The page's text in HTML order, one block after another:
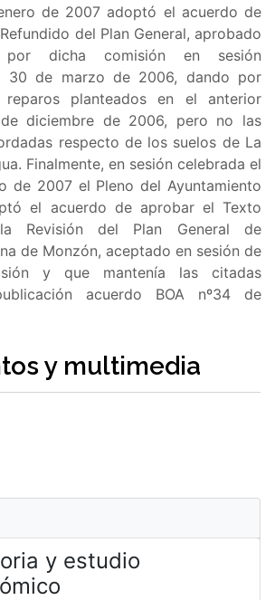
de 2007 adoptó el acuerdo de
del Plan General, aprobado
por dicha comisión en sesión
30 de marzo de 2006, dando por
reparos planteados en el anterior
diciembre de 2006, pero no las
respecto de los suelos de La
Finalmente, en sesión celebrada el
de 2007 el Pleno del Ayuntamiento
el acuerdo de aprobar el Texto
Revisión del Plan General de
de Monzón, aceptado en sesión de
y que mantenía las citadas
acuerdo BOA nº34 de
y multimedia
y estudio